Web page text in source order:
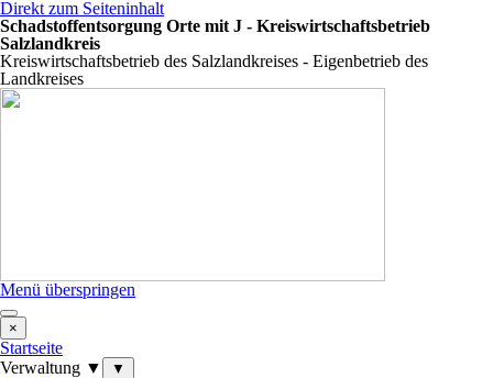
Direkt zum Seiteninhalt
Schadstoffentsorgung Orte mit J - Kreiswirtschaftsbetrieb
Salzlandkreis
Kreiswirtschaftsbetrieb des Salzlandkreises - Eigenbetrieb des
Landkreises
Menü überspringen
×
Startseite
Verwaltung ▼
▼